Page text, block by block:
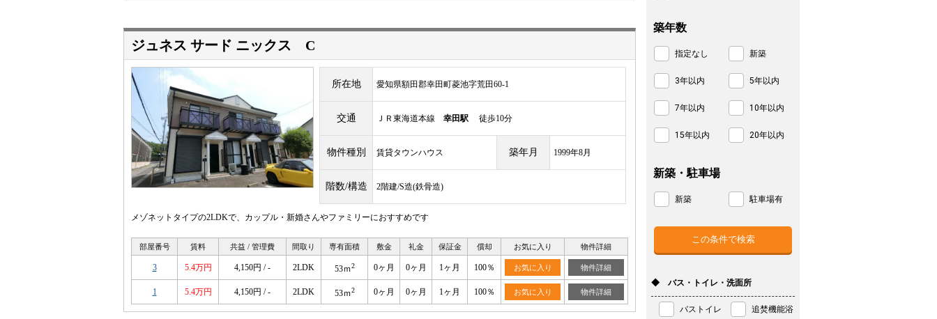
ジュネス サード ニックス C
所在地 愛知県額田郡幸田町菱池字荒田60-1
交通 ＪＲ東海道本線 幸田駅 徒歩10分
物件種別 賃貸タウンハウス 築年月 1999年8月
階数/構造 2階建/S造(鉄骨造)
メゾネットタイプの2LDKで、カップル・新婚さんやファミリーにおすすめです
部屋番号 賃料 共益 / 管理費 間取り 専有面積 敷金 礼金 保証金 償却 お気に入り 物件詳細
3 5.4万円 4,150円 / - 2LDK 53ｍ2 0ヶ月 0ヶ月 1ヶ月 100％ お気に入り 物件詳細
1 5.4万円 4,150円 / - 2LDK 53ｍ2 0ヶ月 0ヶ月 1ヶ月 100％ お気に入り 物件詳細
築年数
指定なし 新築
3年以内 5年以内
7年以内 10年以内
15年以内 20年以内
新築・駐車場
新築 駐車場有
◆ バス・トイレ・洗面所
バストイレ
追焚機能浴